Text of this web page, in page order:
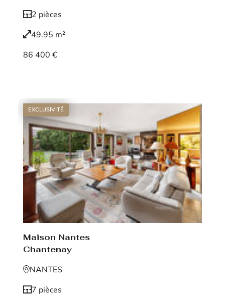
2 pièces
49.95 m²
86 400 €
EXCLUSIVITÉ
Maison Nantes
Chantenay
NANTES
7 pièces